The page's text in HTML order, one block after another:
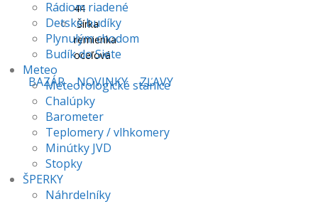
44
Šírka
remienka
oceľová
BAZÁR NOVINKY ZĽAVY
Rádiom riadené
Detské budíky
Plynulým chodom
Budík do Siete
Meteo
Meteorologické stanice
Chalúpky
Barometer
Teplomery / vlhkomery
Minútky JVD
Stopky
ŠPERKY
Náhrdelníky